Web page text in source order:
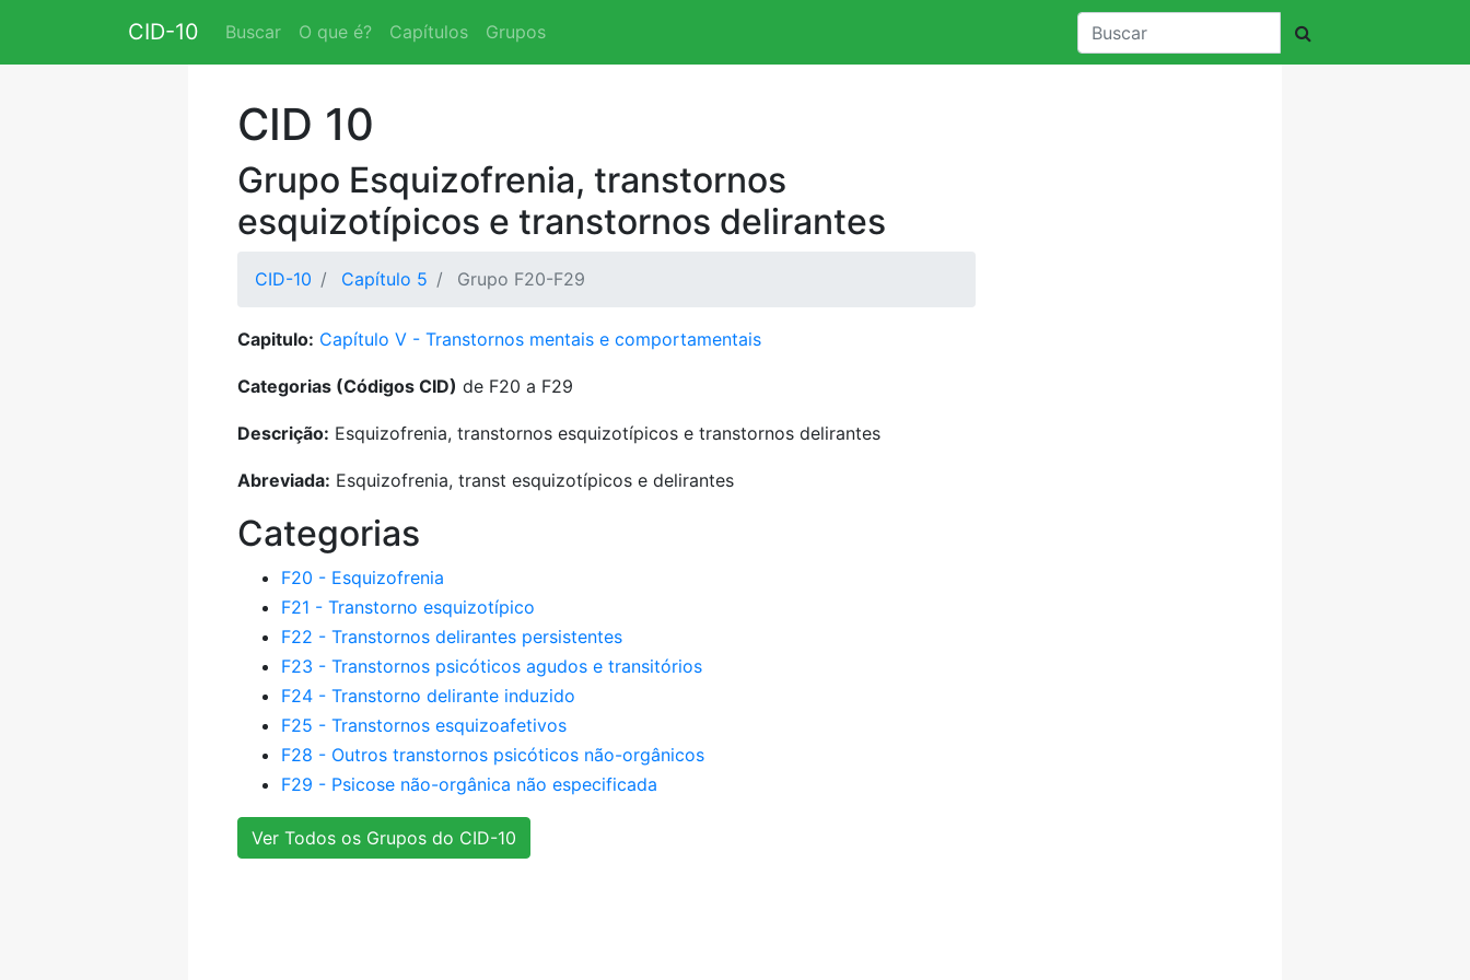
CID-10 Buscar O que é? Capítulos Grupos
CID 10
Grupo Esquizofrenia, transtornos
esquizotípicos e transtornos delirantes
CID-10 Capítulo 5 Grupo F20-F29
Capitulo: Capítulo V - Transtornos mentais e comportamentais
Categorias (Códigos CID) de F20 a F29
Descrição: Esquizofrenia, transtornos esquizotípicos e transtornos delirantes
Abreviada: Esquizofrenia, transt esquizotípicos e delirantes
Categorias
F20 - Esquizofrenia
F21 - Transtorno esquizotípico
F22 - Transtornos delirantes persistentes
F23 - Transtornos psicóticos agudos e transitórios
F24 - Transtorno delirante induzido
F25 - Transtornos esquizoafetivos
F28 - Outros transtornos psicóticos não-orgânicos
F29 - Psicose não-orgânica não especificada
Ver Todos os Grupos do CID-10